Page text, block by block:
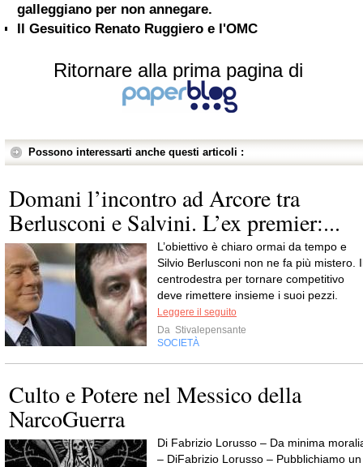
galleggiano per non annegare.
Il Gesuitico Renato Ruggiero e l'OMC
Ritornare alla prima pagina di
Possono interessarti anche questi articoli :
Domani l’incontro ad Arcore tra
Berlusconi e Salvini. L’ex premier:...
L’obiettivo è chiaro ormai da tempo e
Silvio Berlusconi non ne fa più mistero.
centrodestra per tornare competitivo
deve rimettere insieme i suoi pezzi.
Leggere il seguito
Da Stivalepensante
SOCIETÀ
Culto e Potere nel Messico della
NarcoGuerra
Di Fabrizio Lorusso – Da minima
– DiFabrizio Lorusso – Pubblichiamo un